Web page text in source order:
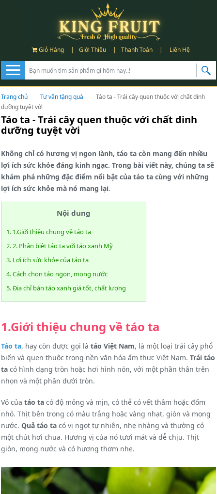
Giỏ Hàng | Giới Thiệu | Thanh Toán | Liên Hệ
Trang chủ Tư vấn tặng quà
Táo ta - Trái cây quen thuộc với chất dinh
dưỡng tuyệt vời
Táo ta - Trái cây quen thuộc với chất dinh
dưỡng tuyệt vời
Không chỉ có hương vị ngon lành, táo ta còn mang đến nhiều
lợi ích sức khỏe đáng kinh ngạc. Trong bài viết này, chúng ta sẽ
khám phá những đặc điểm nổi bật của táo ta cùng với những
lợi ích sức khỏe mà nó mang lại.
Nội dung
1. 1.Giới thiệu chung về táo ta
2. 2. Phân biệt táo ta với táo xanh Mỹ
3. Lợi ích sức khỏe của táo ta
4. Cách chọn táo ngon, mọng nước
5. Địa chỉ bán táo xanh giá tốt, chất lượng
1.Giới thiệu chung về táo ta
Táo ta, hay còn được gọi là táo Việt Nam, là một loại trái cây phổ
biến và quen thuộc trong nền văn hóa ẩm thực Việt Nam. Trái táo
ta có hình dạng tròn hoặc hơi hình nón, với một phần thân trên
nhọn và một phần dưới tròn.
Vỏ của táo ta có độ mỏng và mịn, có thể có vết thâm hoặc đốm
nhỏ. Thịt bên trong có màu trắng hoặc vàng nhạt, giòn và mọng
nước. Quả táo ta có vị ngọt tự nhiên, nhẹ nhàng và thường có
một chút hơi chua. Hương vị của nó tươi mát và dễ chịu. Thịt
giòn, mọng nước và có hương thơm nhẹ.